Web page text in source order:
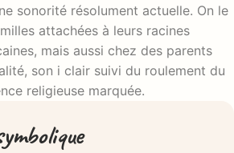
sonorité résolument actuelle. On le
attachées à leurs racines
mais aussi chez des parents
son i clair suivi du roulement du
religieuse marquée.